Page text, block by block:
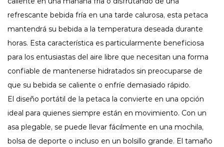
refrescante bebida fría en una tarde calurosa, esta petaca
mantendrá su bebida a la temperatura deseada durante
horas. Esta característica es particularmente beneficiosa
para los entusiastas del aire libre que necesitan una forma
confiable de mantenerse hidratados sin preocuparse de
que su bebida se caliente o enfríe demasiado rápido.
El diseño portátil de la petaca la convierte en una opción
ideal para quienes siempre están en movimiento. Con un
asa plegable, se puede llevar fácilmente en una mochila,
bolsa de deporte o incluso en un bolsillo grande. El tamaño